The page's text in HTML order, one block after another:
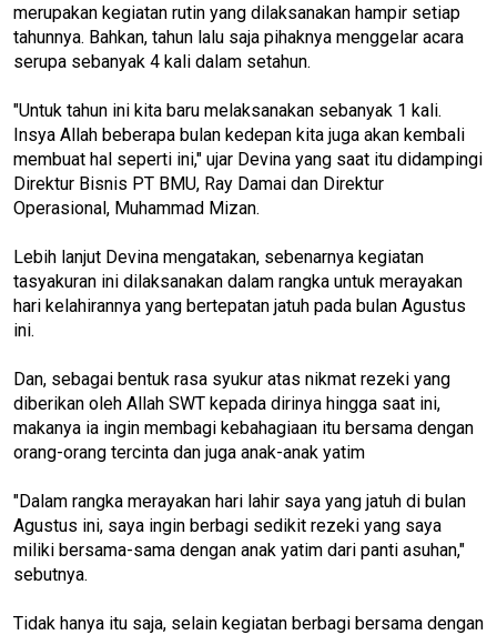
merupakan kegiatan rutin yang dilaksanakan hampir setiap
tahunnya. Bahkan, tahun lalu saja pihaknya menggelar acara
serupa sebanyak 4 kali dalam setahun.
"Untuk tahun ini kita baru melaksanakan sebanyak 1 kali.
Insya Allah beberapa bulan kedepan kita juga akan kembali
membuat hal seperti ini," ujar Devina yang saat itu didampingi
Direktur Bisnis PT BMU, Ray Damai dan Direktur
Operasional, Muhammad Mizan.
Lebih lanjut Devina mengatakan, sebenarnya kegiatan
tasyakuran ini dilaksanakan dalam rangka untuk merayakan
hari kelahirannya yang bertepatan jatuh pada bulan Agustus
ini.
Dan, sebagai bentuk rasa syukur atas nikmat rezeki yang
diberikan oleh Allah SWT kepada dirinya hingga saat ini,
makanya ia ingin membagi kebahagiaan itu bersama dengan
orang-orang tercinta dan juga anak-anak yatim
"Dalam rangka merayakan hari lahir saya yang jatuh di bulan
Agustus ini, saya ingin berbagi sedikit rezeki yang saya
miliki bersama-sama dengan anak yatim dari panti asuhan,"
sebutnya.
Tidak hanya itu saja, selain kegiatan berbagi bersama dengan